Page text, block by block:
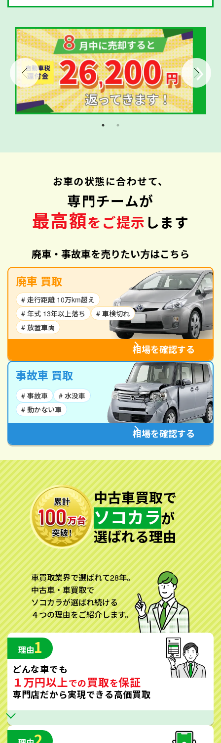
お車の状態に合わせて、
専門チームが
最高額をご提示 します
廃車・事故車を売りたい方はこちら
廃車 買取
# 走行距離 10万km超え
# 年式 13年以上落ち
# 車検切れ
# 放置車両
相場を確認する
事故車 買取
# 事故車
# 水没車
# 動かない車
相場を確認する
中古車買取で
ソコカラが
選ばれる理由
車買取業界で選ばれて28年。
中古車・車買取で
ソコカラが選ばれ続ける
４つの理由をご紹介します。
理由1
どんな車でも
１万円以上での買取を保証
専門店だから実現できる高価買取